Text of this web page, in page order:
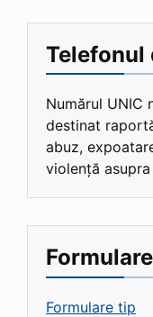
Telefonul
Numărul UNIC
destinat
abuz,
violență
Formulare tip